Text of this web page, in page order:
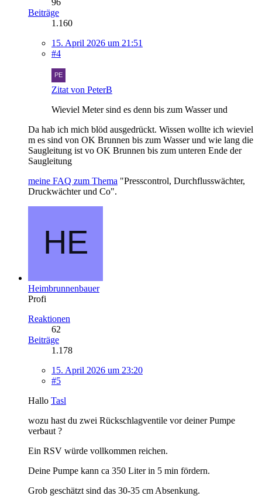
Beiträge
1.160
15. April 2026 um 21:51
#4
Zitat von PeterB
Wieviel Meter sind es denn bis zum Wasser und
Da hab ich mich blöd ausgedrückt. Wissen wollte ich wieviel
m es sind von OK Brunnen bis zum Wasser und wie lang die
Saugleitung ist vo OK Brunnen bis zum unteren Ende der
Saugleitung
meine FAQ zum Thema "Presscontrol, Durchflusswächter,
Druckwächter und Co".
Heimbrunnenbauer
Profi
Reaktionen
62
Beiträge
1.178
15. April 2026 um 23:20
#5
Hallo Tasl
wozu hast du zwei Rückschlagventile vor deiner Pumpe
verbaut ?
Ein RSV würde vollkommen reichen.
Deine Pumpe kann ca 350 Liter in 5 min fördern.
Grob geschätzt sind das 30-35 cm Absenkung.